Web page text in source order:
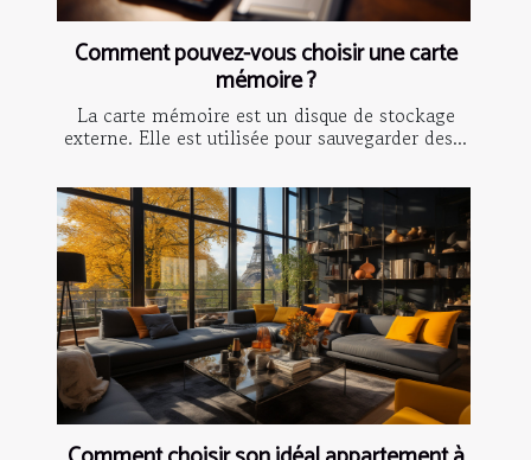
Comment pouvez-vous choisir une carte
mémoire ?
La carte mémoire est un disque de stockage
externe. Elle est utilisée pour sauvegarder des...